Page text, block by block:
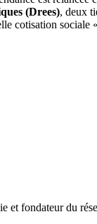
(Drees), deux
cotisation sociale
et fondateur du